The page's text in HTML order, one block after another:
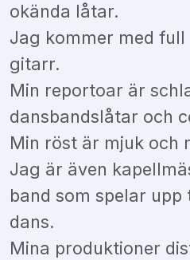
okända låtar.
Jag kommer med
gitarr.
Min reportoar är
dansbandslåtar och
Min röst är mjuk och
Jag är även
band som spelar
dans.
Mina produktioner